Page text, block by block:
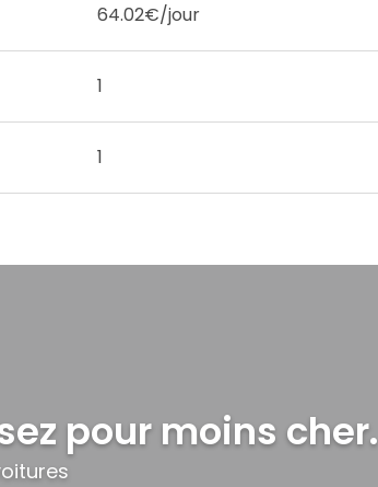
64.02€/jour
1
1
pour moins cher.